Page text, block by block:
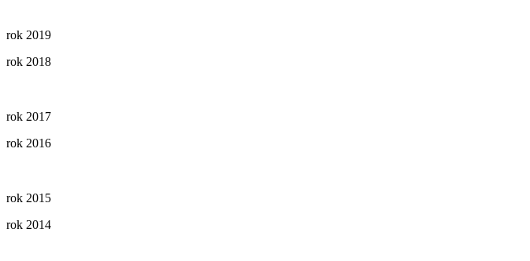
rok 2019
rok 2018
rok 2017
rok 2016
rok 2015
rok 2014